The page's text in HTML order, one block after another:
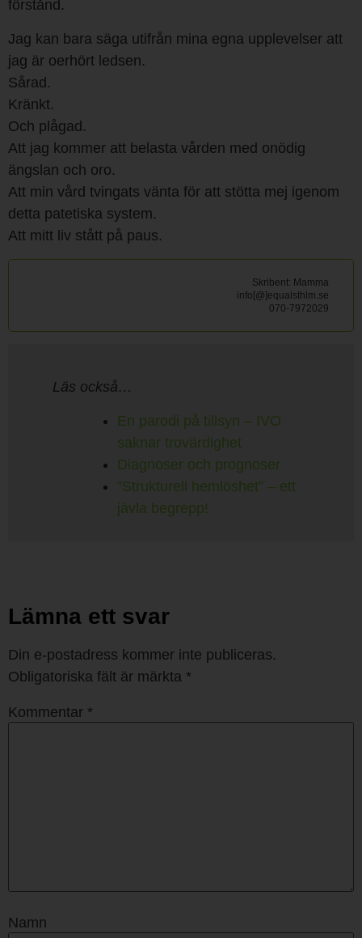
förstånd.
Jag kan bara säga utifrån mina egna upplevelser att
jag är oerhört ledsen.
Sårad.
Kränkt.
Och plågad.
Att jag kommer att belasta vården med onödig
ängslan och oro.
Att min vård tvingats vänta för att stötta mej igenom
detta patetiska system.
Att mitt liv stått på paus.
Skribent: Mamma
info[@]equalsthlm.se
070-7972029
Läs också…
En parodi på tillsyn – IVO
saknar trovärdighet
Diagnoser och prognoser
”Strukturell hemlöshet” – ett
jävla begrepp!
Lämna ett svar
Din e-postadress kommer inte publiceras.
Obligatoriska fält är märkta *
Kommentar *
Namn